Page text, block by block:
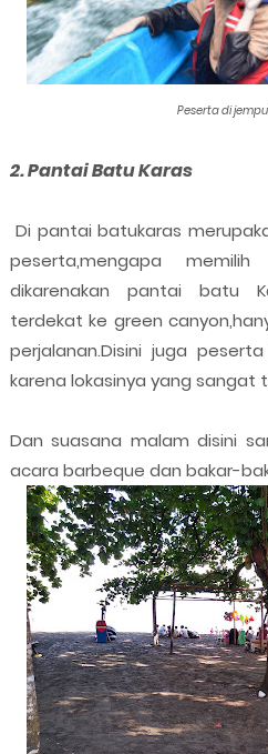
Peserta di
2. Pantai Batu Karas
Di pantai batukaras
peserta,mengapa
dikarenakan pantai batu
terdekat ke green
perjalanan.Disini juga
karena lokasinya yang sangat
Dan suasana malam disini
acara barbeque dan bakar-